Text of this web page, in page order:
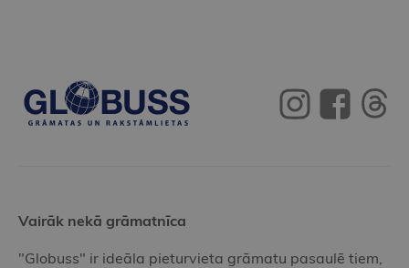
Vairāk nekā grāmatnīca
"Globuss" ir ideāla pieturvieta grāmatu pasaulē tiem,